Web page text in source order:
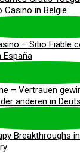
Casino in België
– Sitio Fiable
España
– Vertrauen
anderen in
Breakthroughs